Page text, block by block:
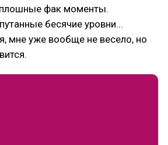
фак моменты.
бесячие уровни...
мне уже вообще не весело, но